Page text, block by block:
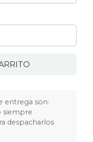
entrega son:
siempre
despacharlos